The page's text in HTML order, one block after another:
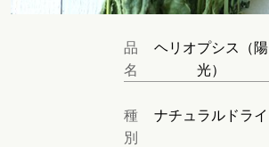
品
名
ヘリオプシス（陽
光）
種
別
ナチュラルドライ